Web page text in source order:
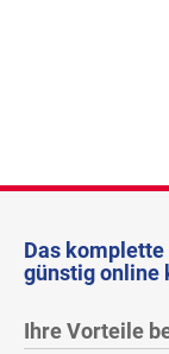
Das
günstig online
Ihre Vorteile